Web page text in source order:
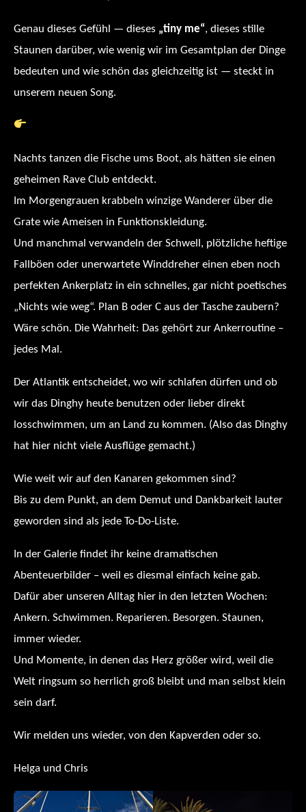
Genau dieses Gefühl — dieses „tiny me“, dieses stille
Staunen darüber, wie wenig wir im Gesamtplan der Dinge
bedeuten und wie schön das gleichzeitig ist — steckt in
unserem neuen Song.
Nachts tanzen die Fische ums Boot, als hätten sie einen
geheimen Rave Club entdeckt.
Im Morgengrauen krabbeln winzige Wanderer über die
Grate wie Ameisen in Funktionskleidung.
Und manchmal verwandeln der Schwell, plötzliche heftige
Fallböen oder unerwartete Winddreher einen eben noch
perfekten Ankerplatz in ein schnelles, gar nicht poetisches
„Nichts wie weg“. Plan B oder C aus der Tasche zaubern?
Wäre schön. Die Wahrheit: Das gehört zur Ankerroutine –
jedes Mal.
Der Atlantik entscheidet, wo wir schlafen dürfen und ob
wir das Dinghy heute benutzen oder lieber direkt
losschwimmen, um an Land zu kommen. (Also das Dinghy
hat hier nicht viele Ausflüge gemacht.)
Wie weit wir auf den Kanaren gekommen sind?
Bis zu dem Punkt, an dem Demut und Dankbarkeit lauter
geworden sind als jede To-Do-Liste.
In der Galerie findet ihr keine dramatischen
Abenteuerbilder – weil es diesmal einfach keine gab.
Dafür aber unseren Alltag hier in den letzten Wochen:
Ankern. Schwimmen. Reparieren. Besorgen. Staunen,
immer wieder.
Und Momente, in denen das Herz größer wird, weil die
Welt ringsum so herrlich groß bleibt und man selbst klein
sein darf.
Wir melden uns wieder, von den Kapverden oder so.
Helga und Chris